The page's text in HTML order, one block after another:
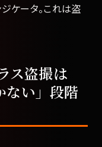
ケータ。これは盗
ス盗撮は
ない」段階